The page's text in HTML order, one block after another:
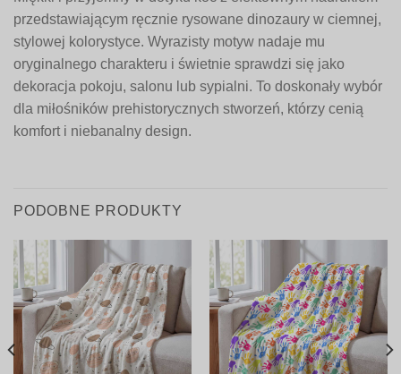
przedstawiającym ręcznie rysowane dinozaury w ciemnej,
stylowej kolorystyce. Wyrazisty motyw nadaje mu
oryginalnego charakteru i świetnie sprawdzi się jako
dekoracja pokoju, salonu lub sypialni. To doskonały wybór
dla miłośników prehistorycznych stworzeń, którzy cenią
komfort i niebanalny design.
PODOBNE PRODUKTY